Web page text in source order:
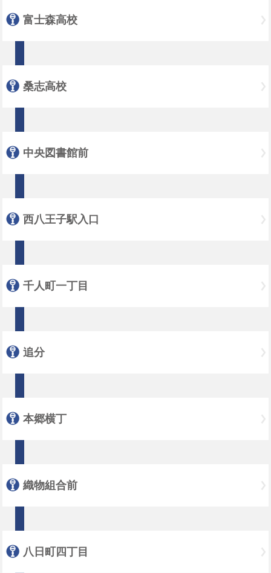
富士森高校
桑志高校
中央図書館前
西八王子駅入口
千人町一丁目
追分
本郷横丁
織物組合前
八日町四丁目